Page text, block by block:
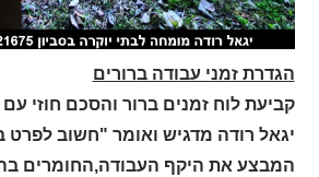
הגדרת זמני עבודה ברורים
קביעת לוח זמנים ברור והסכם חוזי עם
יגאל רודה מדגיש ואומר "חשוב לפרט
המבצע את היקף העבודה,החומרים